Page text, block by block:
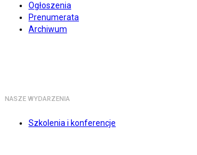
Ogłoszenia
Prenumerata
Archiwum
NASZE WYDARZENIA
Szkolenia i konferencje